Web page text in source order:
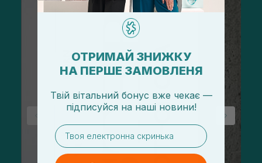
ОТРИМАЙ ЗНИЖКУ
НА ПЕРШЕ ЗАМОВЛЕНЯ
Твій вітальний бонус вже чекає —
підписуйся на наші новини!
email